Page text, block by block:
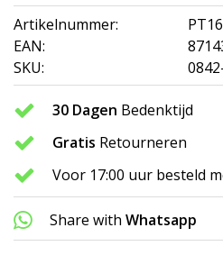
Artikelnummer:
EAN:
SKU:
30 Dagen Bedenktijd
Gratis Retourneren
Voor 17:00 uur besteld
Share with Whatsapp